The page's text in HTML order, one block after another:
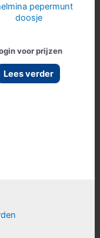
pepermunt
doosje
voor prijzen
Lees verder